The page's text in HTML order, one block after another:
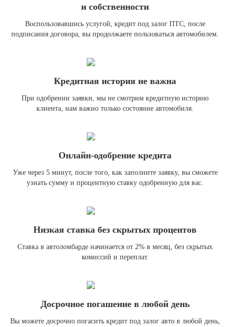
и собственности
Воспользовавшись услугой, кредит под залог ПТС, после
подписания договора, вы продолжаете пользоваться автомобилем.
Кредитная история не важна
При одобрении заявки, мы не смотрим кредитную историю
клиента, нам важно только состояние автомобиля.
Онлайн-одобрение кредита
Уже через 5 минут, после того, как заполните заявку, вы сможете
узнать сумму и процентную ставку одобренную для вас.
Низкая ставка без скрытых процентов
Ставка в автоломбарде начинается от 2% в месяц, без скрытых
комиссий и переплат.
Досрочное погашение в любой день
Вы можете досрочно погасить кредит под залог авто в любой день,